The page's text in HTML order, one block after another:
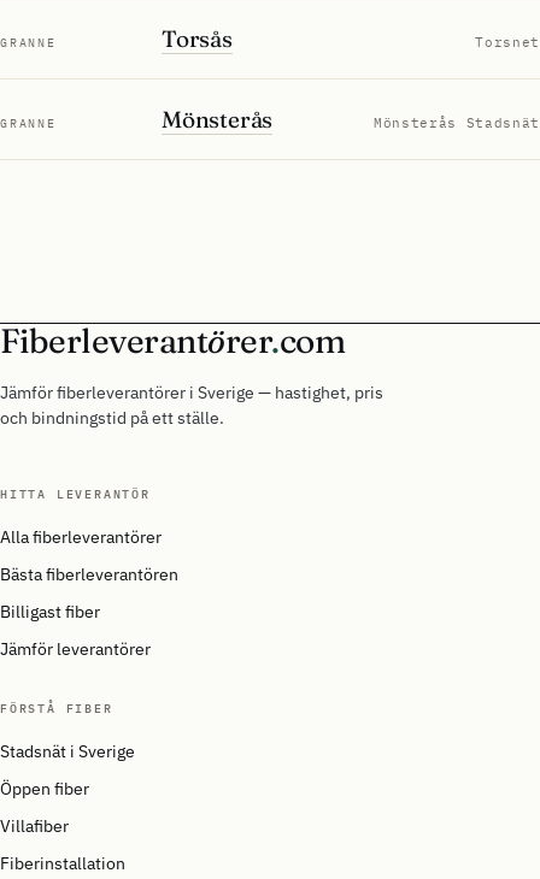
GRANNE Torsås Torsnet
GRANNE Mönsterås Mönsterås Stadsnät
Fiberleverantörer.com
Jämför fiberleverantörer i Sverige — hastighet, pris
och bindningstid på ett ställe.
HITTA LEVERANTÖR
Alla fiberleverantörer
Bästa fiberleverantören
Billigast fiber
Jämför leverantörer
FÖRSTÅ FIBER
Stadsnät i Sverige
Öppen fiber
Villafiber
Fiberinstallation